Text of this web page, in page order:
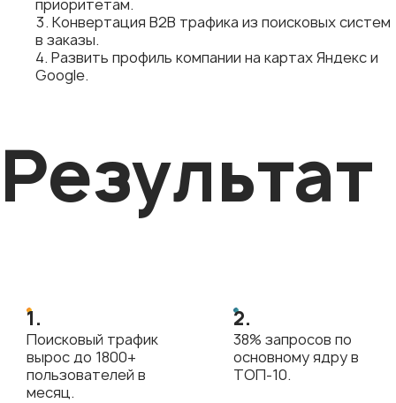
приоритетам.
Конвертация В2В трафика из поисковых систем
в заказы.
Развить профиль компании на картах Яндекс и
Google.
Результат
1.
Поисковый трафик
вырос до 1800+
пользователей в
месяц.
2.
38% запросов по
основному ядру в
ТОП-10.